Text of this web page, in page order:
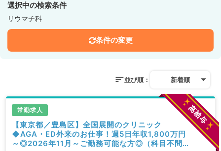
選択中の検索条件
リウマチ科
条件の変更
並び順： 新着順
常勤求人
【東京都／豊島区】全国展開のクリニック
◆AGA・ED外来のお仕事！週5日年収1,800万円
～◎2026年11月～ご勤務可能な方◎（科目不問